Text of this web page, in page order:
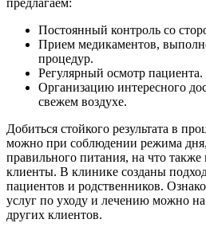
предлагаем:
Постоянный контроль со
Прием медикаментов,
процедур.
Регулярный осмотр пациента.
Организацию интересного
свежем воздухе.
Добиться стойкого результата в
можно при соблюдении режима
правильного питания, на что также
клиенты. В клинике созданы
пациентов и родственников.
услуг по уходу и лечению можно
других клиентов.